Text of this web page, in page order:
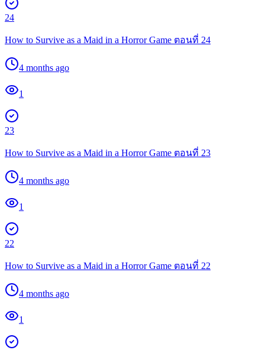
24
How to Survive as a Maid in a Horror Game ตอนที่ 24
4 months ago
1
23
How to Survive as a Maid in a Horror Game ตอนที่ 23
4 months ago
1
22
How to Survive as a Maid in a Horror Game ตอนที่ 22
4 months ago
1